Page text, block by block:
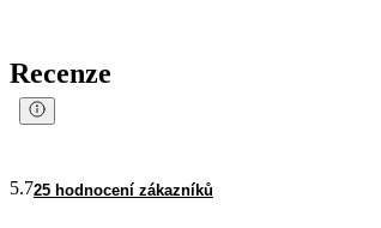
Recenze
5.725 hodnocení zákazníků